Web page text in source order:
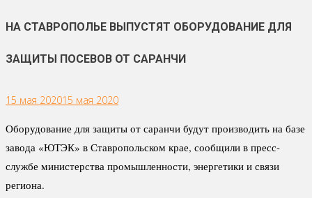
НА СТАВРОПОЛЬЕ ВЫПУСТЯТ ОБОРУДОВАНИЕ ДЛЯ
ЗАЩИТЫ ПОСЕВОВ ОТ САРАНЧИ
15 мая 202015 мая 2020
Оборудование для защиты от саранчи будут производить на базе
завода «ЮТЭК» в Ставропольском крае, сообщили в пресс-
службе министерства промышленности, энергетики и связи
региона.